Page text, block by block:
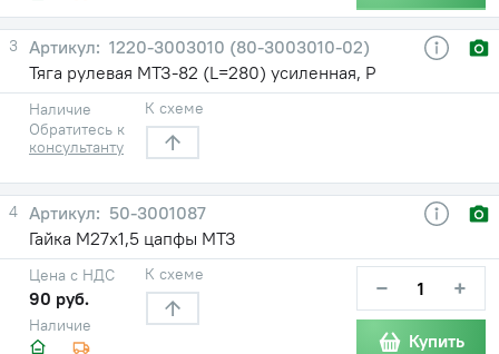
3
1220-3003010 (80-3003010-02)
Тяга рулевая МТЗ-82 (L=280) усиленная, Р
Наличие
Обратитесь к
консультанту
К схеме
4
50-3001087
Гайка М27х1,5 цапфы МТЗ
Наличие
Цена с НДС
90 руб.
К схеме − +
Купить